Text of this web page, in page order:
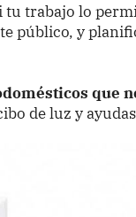
trabajo lo
público, y
que
de luz y